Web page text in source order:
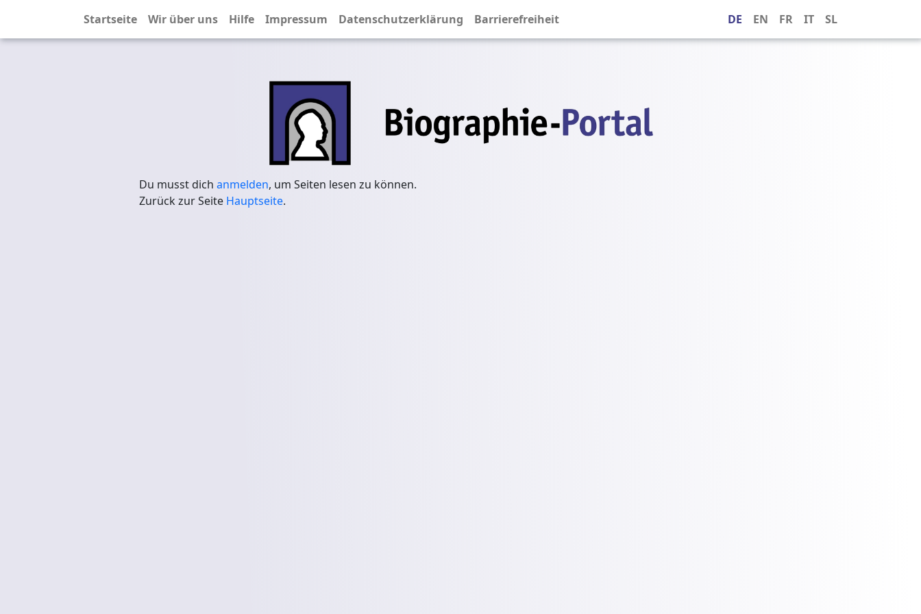
Startseite Wir über uns Hilfe Impressum Datenschutzerklärung Barrierefreiheit DE EN FR IT SL
Du musst dich anmelden, um Seiten lesen zu können.
Zurück zur Seite Hauptseite.